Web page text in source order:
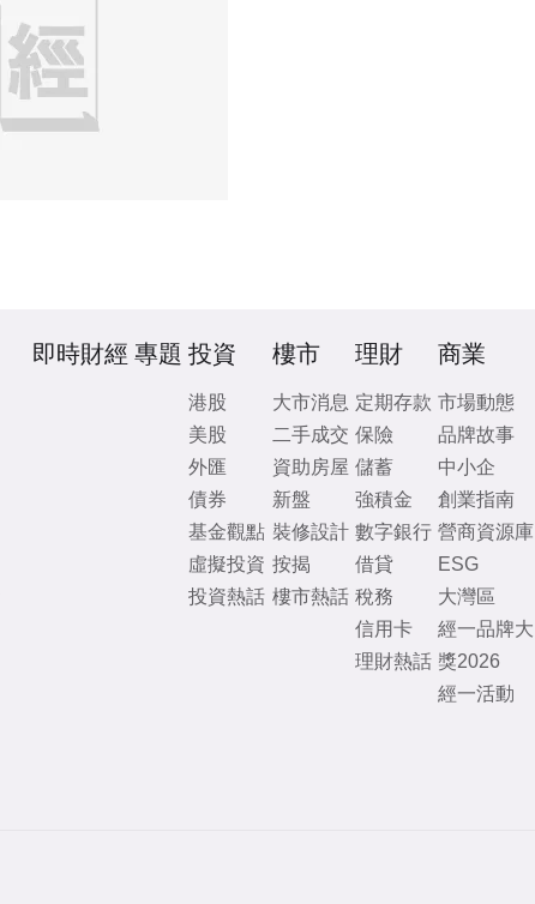
即時財經 專題 投資
港股
美股
外匯
債券
基金觀點
虛擬投資
投資熱話
樓市
大市消息
二手成交
資助房屋
新盤
裝修設計
按揭
樓市熱話
理財
定期存款
保險
儲蓄
強積金
數字銀行
借貸
稅務
信用卡
理財熱話
商業
市場動態
品牌故事
中小企
創業指南
營商資源庫
ESG
大灣區
經一品牌大
獎2026
經一活動